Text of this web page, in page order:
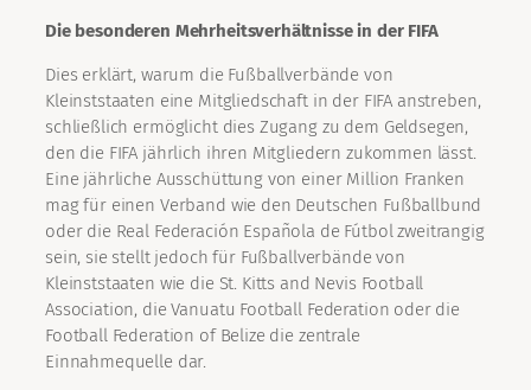
Die besonderen Mehrheitsverhältnisse in der FIFA
Dies erklärt, warum die Fußballverbände von
Kleinststaaten eine Mitgliedschaft in der FIFA anstreben,
schließlich ermöglicht dies Zugang zu dem Geldsegen,
den die FIFA jährlich ihren Mitgliedern zukommen lässt.
Eine jährliche Ausschüttung von einer Million Franken
mag für einen Verband wie den Deutschen Fußballbund
oder die Real Federación Española de Fútbol zweitrangig
sein, sie stellt jedoch für Fußballverbände von
Kleinststaaten wie die St. Kitts and Nevis Football
Association, die Vanuatu Football Federation oder die
Football Federation of Belize die zentrale
Einnahmequelle dar.